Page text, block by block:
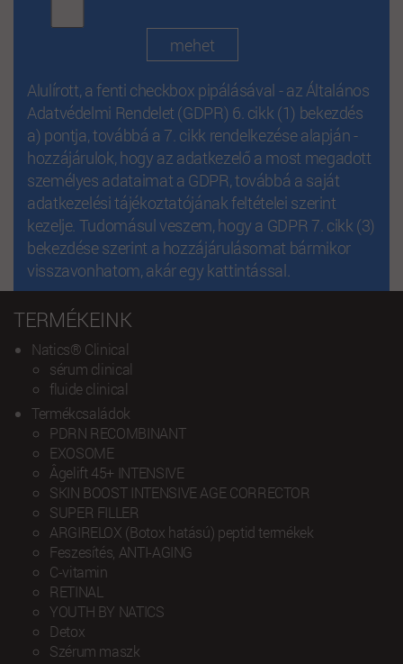
Alulírott, a fenti checkbox pipálásával - az Általános
Adatvédelmi Rendelet (GDPR) 6. cikk (1) bekezdés
a) pontja, továbbá a 7. cikk rendelkezése alapján -
hozzájárulok, hogy az adatkezelő a most megadott
személyes adataimat a GDPR, továbbá a saját
adatkezelési tájékoztatójának feltételei szerint
kezelje. Tudomásul veszem, hogy a GDPR 7. cikk (3)
bekezdése szerint a hozzájárulásomat bármikor
visszavonhatom, akár egy kattintással.
TERMÉKEINK
Natics® Clinical
sérum clinical
fluide clinical
Termékcsaládok
PDRN RECOMBINANT
EXOSOME
Âgelift 45+ INTENSIVE
SKIN BOOST INTENSIVE AGE CORRECTOR
SUPER FILLER
ARGIRELOX (Botox hatású) peptid termékek
Feszesítés, ANTI-AGING
C-vitamin
RETINAL
YOUTH BY NATICS
Detox
Szérum maszk